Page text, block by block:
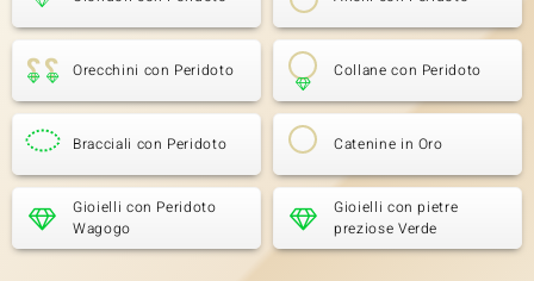
Orecchini con Peridoto Collane con Peridoto
Bracciali con Peridoto Catenine in Oro
Gioielli con Peridoto
Wagogo
Gioielli con pietre
preziose Verde